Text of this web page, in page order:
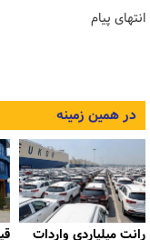
انتهای پیام
در همین زمینه
رانت میلیاردی واردات